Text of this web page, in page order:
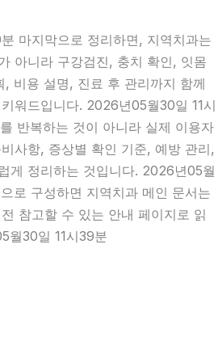
마지막으로 정리하면, 지역치과는
아니라 구강검진, 충치 확인, 잇몸
비용 설명, 진료 후 관리까지 함께
워드입니다. 2026년05월30일 11시
반복하는 것이 아니라 실제 이용자
사항, 증상별 확인 기준, 예방 관리,
게 정리하는 것입니다. 2026년05월
로 구성하면 지역치과 메인 문서는
참고할 수 있는 안내 페이지로 읽
월30일 11시39분